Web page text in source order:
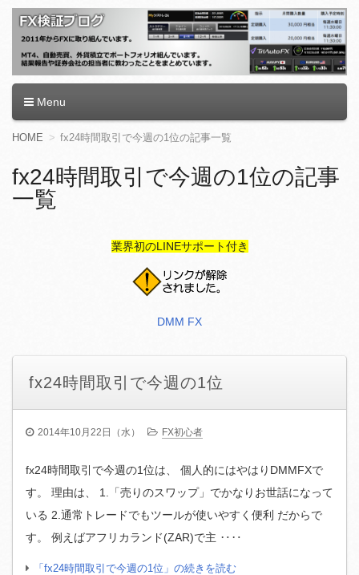
FX検証ブログ
Menu
コ
テ
ン
ツ
へ
HOME fx24時間取引で今週の1位の記事一覧
fx24時間取引で今週の1位の記事
一覧
業界初のLINEサポート付き
DMM FX
fx24時間取引で今週の1位
2014年10月22日（水） FX初心者
fx24時間取引で今週の1位は、 個人的にはやはりDMMFXで
す。 理由は、 1.「売りのスワップ」でかなりお世話になって
いる 2.通常トレードでもツールが使いやすく便利 だからで
す。 例えばアフリカランド(ZAR)で主 ‥‥
「fx24時間取引で今週の1位」の続きを読む